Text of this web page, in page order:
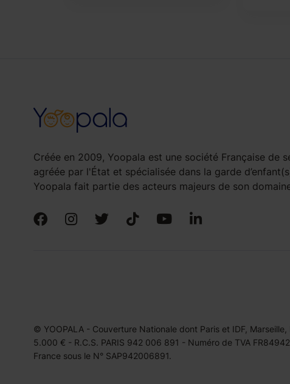
Créée en 2009, Yoopala est une société Française de
agréée par l'État et spécialisée dans la garde
Yoopala fait partie des acteurs majeurs de son
© YOOPALA - Couverture Nationale dont Paris et IDF,
5.000 € - R.C.S. PARIS 942 006 891 - Numéro de TVA
France sous le N° SAP942006891.